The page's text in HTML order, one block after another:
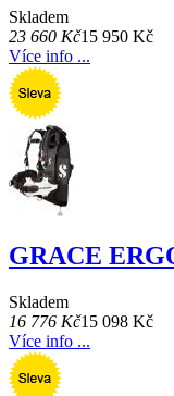
Skladem
23 660 Kč15 950 Kč
Více info ...
GRACE
Skladem
16 776 Kč15 098 Kč
Více info ...